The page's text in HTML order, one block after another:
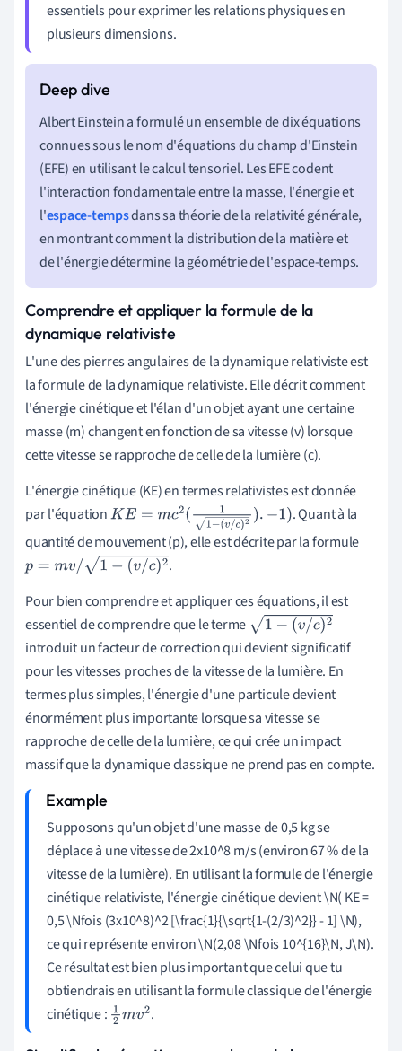
essentiels pour exprimer les relations physiques en
plusieurs dimensions.
Albert Einstein a formulé un ensemble de dix équations
connues sous le nom d'équations du champ d'Einstein
(EFE) en utilisant le calcul tensoriel. Les EFE codent
l'interaction fondamentale entre la masse, l'énergie et
l'espace-tempsdans sa théorie de la relativité générale,
en montrant comment la distribution de la matière et
de l'énergie détermine la géométrie de l'espace-temps.
Comprendre et appliquer la formule de la
dynamique relativiste
L'une des pierres angulaires de la dynamique relativiste est
la formule de la dynamique relativiste. Elle décrit comment
l'énergie cinétique et l'élan d'un objet ayant une certaine
masse (m) changent en fonction de sa vitesse (v) lorsque
cette vitesse se rapproche de celle de la lumière (c).
L'énergie cinétique (KE) en termes relativistes est donnée
par l'équationKE=mc2 (11−(v/c)2).−1)
. Quant à la
quantité de mouvement (p), elle est décrite par la formule
p=m v/1−(v/c)2
.
Pour bien comprendre et appliquer ces équations, il est
essentiel de comprendre que le terme 1−(v /c) 2
introduit un facteur de correction qui devient significatif
pour les vitesses proches de la vitesse de la lumière. En
termes plus simples, l'énergie d'une particule devient
énormément plus importante lorsque sa vitesse se
rapproche de celle de la lumière, ce qui crée un impact
massif que la dynamique classique ne prend pas en compte.
Supposons qu'un objet d'une masse de 0,5 kg se
déplace à une vitesse de 2x10^8 m/s (environ 67 % de la
vitesse de la lumière). En utilisant la formule de l'énergie
cinétique relativiste, l'énergie cinétique devient \N( KE =
0,5 \Nfois (3x10^8)^2 [\frac{1}{\sqrt{1-(2/3)^2}} - 1] \N),
ce qui représente environ \N(2,08 \Nfois 10^{16}\N, J\N).
Ce résultat est bien plus important que celui que tu
obtiendrais en utilisant la formule classique de l'énergie
cinétique : 12mv2.